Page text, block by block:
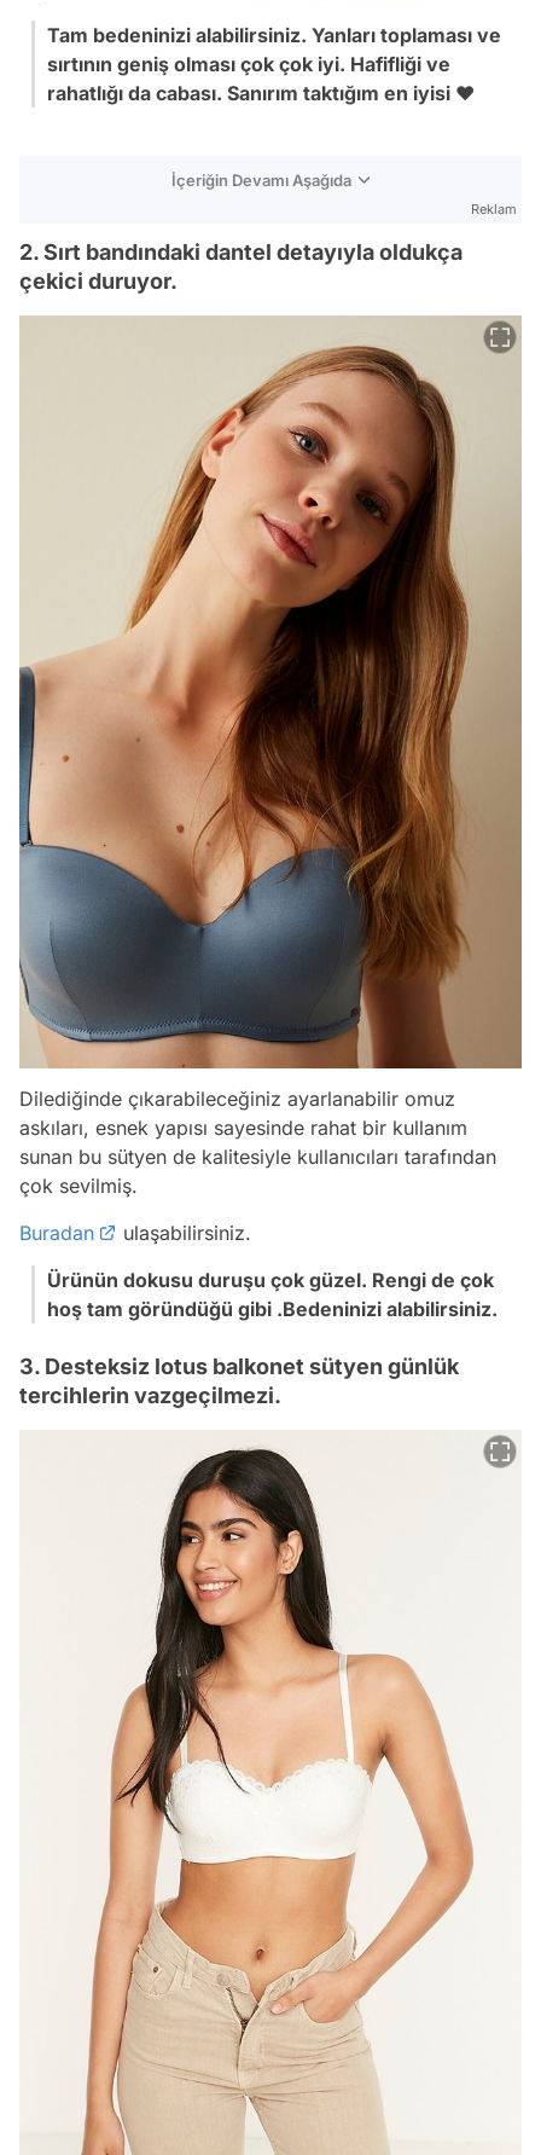
Tam bedeninizi alabilirsiniz. Yanları toplaması ve
sırtının geniş olması çok çok iyi. Hafifliği ve
rahatlığı da cabası. Sanırım taktığım en iyisi ♥️
İçeriğin Devamı Aşağıda
Reklam
2. Sırt bandındaki dantel detayıyla oldukça
çekici duruyor.
Dilediğinde çıkarabileceğiniz ayarlanabilir omuz
askıları, esnek yapısı sayesinde rahat bir kullanım
sunan bu sütyen de kalitesiyle kullanıcıları tarafından
çok sevilmiş.
Buradan
ulaşabilirsiniz.
Ürünün dokusu duruşu çok güzel. Rengi de çok
hoş tam göründüğü gibi .Bedeninizi alabilirsiniz.
3. Desteksiz lotus balkonet sütyen günlük
tercihlerin vazgeçilmezi.